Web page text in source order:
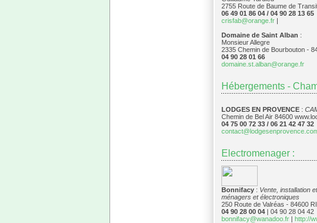
2755 Route de Baume de
06 49 01 86 04 / 04 90 28 13 65
crisfab@orange.fr |
Domaine de Saint Alban :
Monsieur Allegre
2335 Chemin de Bourbouton -
04 90 28 01 66
domaine.st.alban@orange.fr
Hébergements -
LODGES EN PROVENCE :
Chemin de Bel Air 84600
04 75 00 72 33 / 06 21 42 47 32
Electromenager :
Bonnifacy : Vente, installation
ménagers et électroniques
250 Route de Valréas - 84600
04 90 28 00 04 | 04 90 28 04 42
bonnifacy@wanadoo.fr | http://